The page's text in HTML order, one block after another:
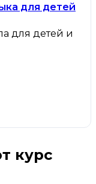
для детей
для детей и
курс